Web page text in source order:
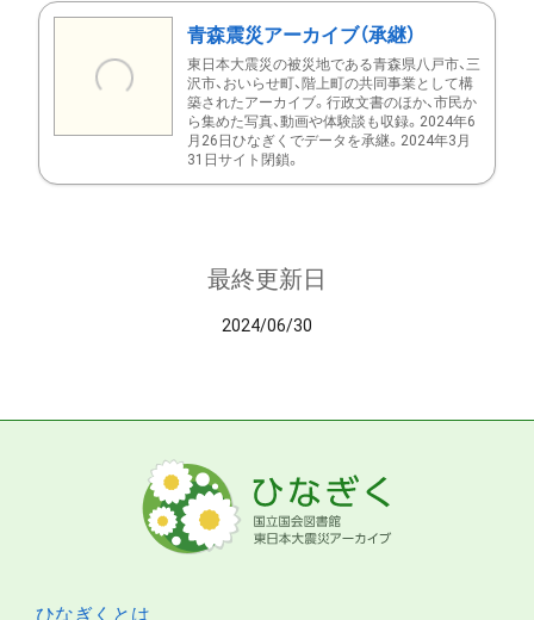
青森震災アーカイブ（承継）
東日本大震災の被災地である青森県八戸市、三
沢市、おいらせ町、階上町の共同事業として構
築されたアーカイブ。行政文書のほか、市民か
ら集めた写真、動画や体験談も収録。2024年6
月26日ひなぎくでデータを承継。2024年3月
31日サイト閉鎖。
最終更新日
2024/06/30
ひなぎくとは